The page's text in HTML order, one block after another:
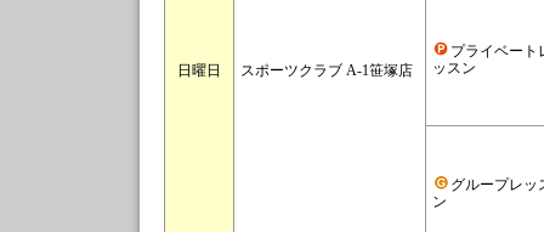
日曜日 スポーツクラブ A-1笹塚店
プライベート
ッスン
グループレッ
ン